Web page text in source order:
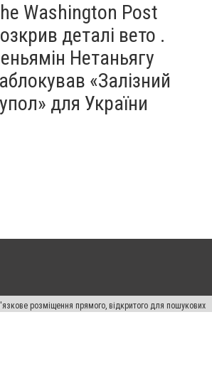
Washington Post
деталі вето .
Нетаньягу
«Залізний
для України
розміщення прямого, відкритого для пошукових